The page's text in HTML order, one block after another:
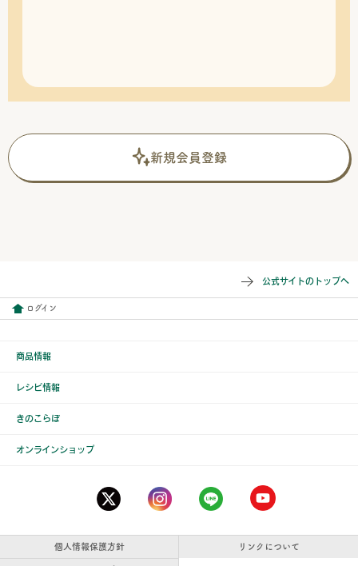
新規会員登録
公式サイトのトップへ
ログイン
商品情報
レシピ情報
きのこらぼ
オンラインショップ
個人情報保護方針 リンクについて